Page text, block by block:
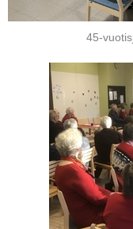
45-